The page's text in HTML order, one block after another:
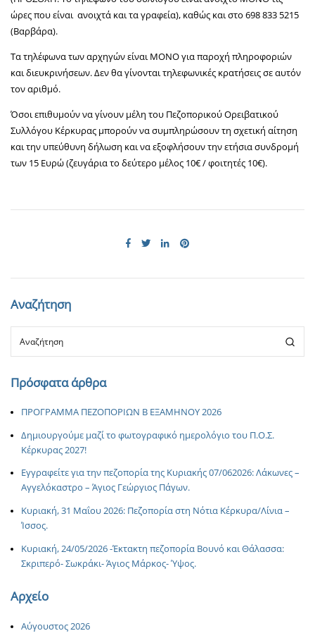
ώρες που είναι ανοιχτά και τα γραφεία), καθώς και στο 698 833 5215
(Βαρβάρα).
Τα τηλέφωνα των αρχηγών είναι ΜΟΝΟ για παροχή πληροφοριών
και διευκρινήσεων. Δεν θα γίνονται τηλεφωνικές κρατήσεις σε αυτόν
τον αριθμό.
Όσοι επιθυμούν να γίνουν μέλη του Πεζοπορικού Ορειβατικού
Συλλόγου Κέρκυρας μπορούν να συμπληρώσουν τη σχετική αίτηση
και την υπεύθυνη δήλωση και να εξοφλήσουν την ετήσια συνδρομή
των 15 Ευρώ (ζευγάρια το δεύτερο μέλος 10€ / φοιτητές 10€).
Αναζήτηση
Πρόσφατα άρθρα
ΠΡΟΓΡΑΜΜΑ ΠΕΖΟΠΟΡΙΩΝ Β ΕΞΑΜΗΝΟΥ 2026
Δημιουργούμε μαζί το φωτογραφικό ημερολόγιο του Π.Ο.Σ.
Κέρκυρας 2027!
Εγγραφείτε για την πεζοπορία της Κυριακής 07/062026: Λάκωνες –
Αγγελόκαστρο – Άγιος Γεώργιος Πάγων.
Κυριακή, 31 Μαΐου 2026: Πεζοπορία στη Νότια Κέρκυρα/Λίνια –
Ίσσος.
Κυριακή, 24/05/2026 -Έκτακτη πεζοπορία Βουνό και Θάλασσα:
Σκριπερό- Σωκράκι- Άγιος Μάρκος- Ύψος.
Αρχείο
Αύγουστος 2026